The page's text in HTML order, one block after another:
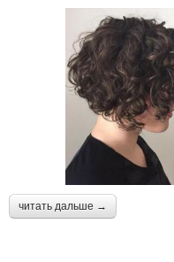
Короткие волосы
читать дальше →